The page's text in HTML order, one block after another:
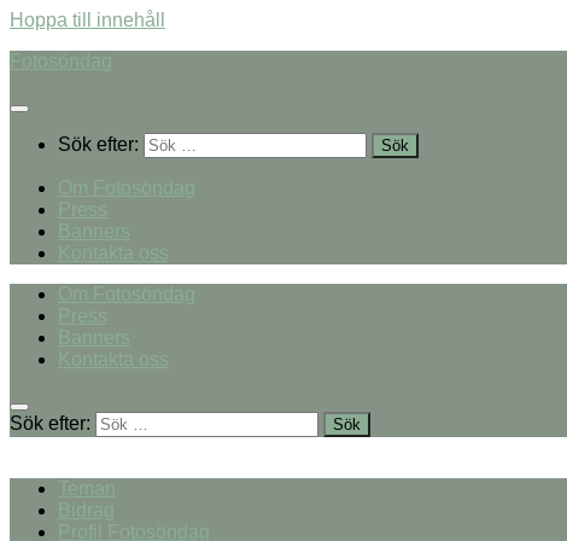
Hoppa till innehåll
Fotosöndag
Sök efter:
Om Fotosöndag
Press
Banners
Kontakta oss
Om Fotosöndag
Press
Banners
Kontakta oss
Sök efter:
Teman
Bidrag
Profil Fotosöndag